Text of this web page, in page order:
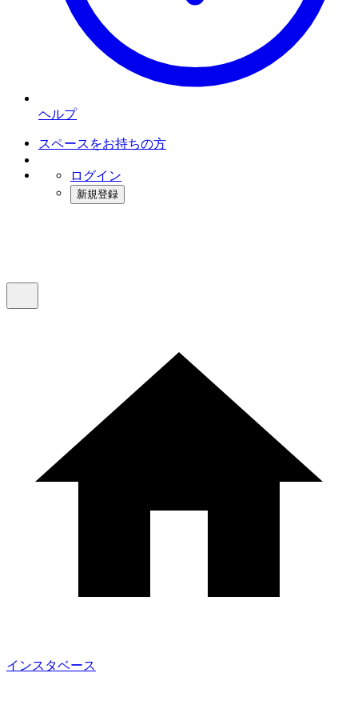
ヘルプ
スペースをお持ちの方
ログイン
新規登録
インスタベース